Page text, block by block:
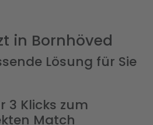
in Bornhöved
Lösung für Sie
3 Klicks zum
Match